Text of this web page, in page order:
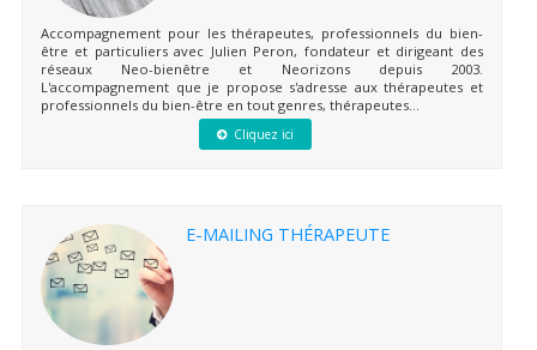
Accompagnement pour les thérapeutes, professionnels du bien-
être et particuliers avec Julien Peron, fondateur et dirigeant des
réseaux Neo-bienêtre et Neorizons depuis 2003.
L'accompagnement que je propose s'adresse aux thérapeutes et
professionnels du bien-être en tout genres, thérapeutes...
Cliquez ici
E-MAILING THÉRAPEUTE